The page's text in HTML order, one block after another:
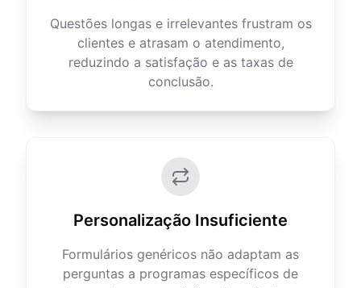
Questões longas e irrelevantes frustram os
clientes e atrasam o atendimento,
reduzindo a satisfação e as taxas de
conclusão.
Personalização Insuficiente
Formulários genéricos não adaptam as
perguntas a programas específicos de